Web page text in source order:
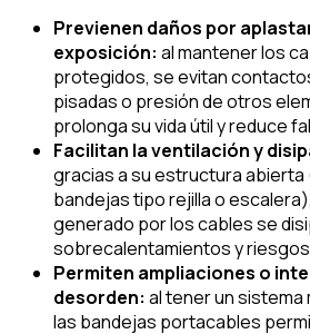
Previenen daños por
exposición: al mantener los
protegidos, se evitan
pisadas o presión de otros
prolonga su vida útil y reduce
Facilitan la ventilación y
gracias a su estructura abierta
bandejas tipo rejilla o
generado por los cables se
sobrecalentamientos y
Permiten ampliaciones o
desorden: al tener un sistema
las bandejas portacables